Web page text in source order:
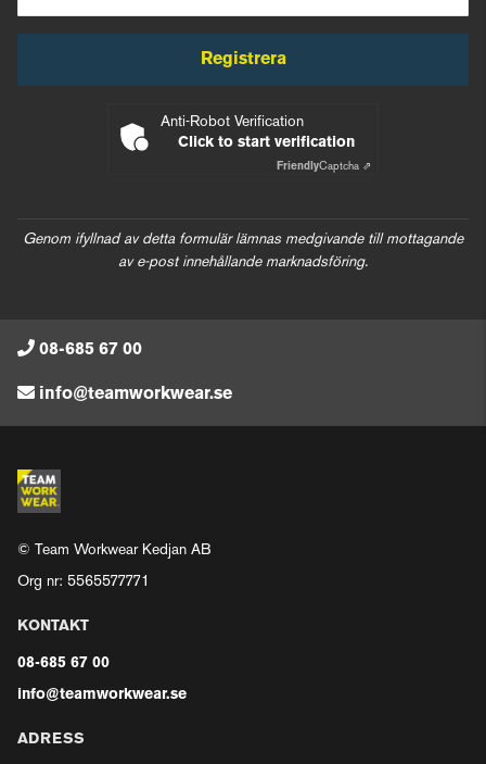
Registrera
Anti-Robot Verification
Click to start verification
FriendlyCaptcha ⇗
Genom ifyllnad av detta formulär lämnas medgivande till mottagande
av e-post innehållande marknadsföring.
08-685 67 00
info@teamworkwear.se
© Team Workwear Kedjan AB
Org nr: 5565577771
KONTAKT
08-685 67 00
info@teamworkwear.se
ADRESS